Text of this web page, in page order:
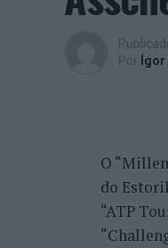
Por
O
do
“ATP